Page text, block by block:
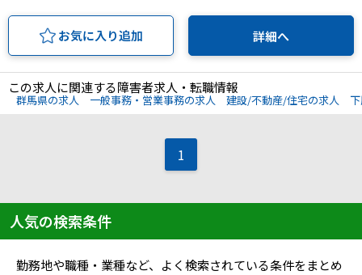
お気に入り追加 詳細へ
この求人に関連する障害者求人・転職情報
群馬県の求人 一般事務・営業事務の求人 建設/不動産/住宅の求人
1
人気の検索条件
勤務地や職種・業種など、よく検索されている条件をまとめ